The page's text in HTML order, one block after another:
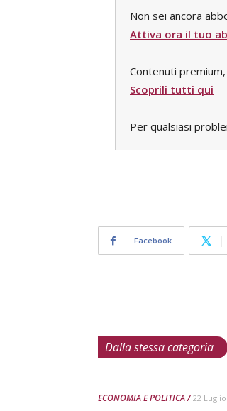
Non sei ancora
Attiva ora il tuo
Contenuti
Scoprili tutti qui
Per qualsiasi
Facebook
Dalla stessa categoria
ECONOMIA E POLITICA 22